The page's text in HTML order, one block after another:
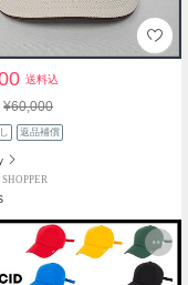
送料込
¥60,000
返品補償